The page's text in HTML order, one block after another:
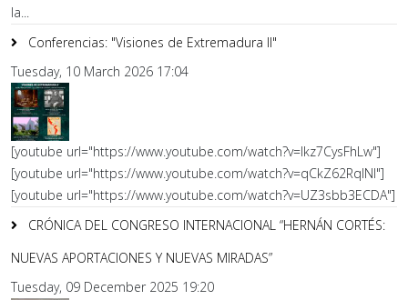
la...
Conferencias: "Visiones de Extremadura II"
Tuesday, 10 March 2026 17:04
[youtube url="https://www.youtube.com/watch?v=lkz7CysFhLw"]
[youtube url="https://www.youtube.com/watch?v=qCkZ62RqlNI"]
[youtube url="https://www.youtube.com/watch?v=UZ3sbb3ECDA"]
CRÓNICA DEL CONGRESO INTERNACIONAL “HERNÁN CORTÉS:
NUEVAS APORTACIONES Y NUEVAS MIRADAS”
Tuesday, 09 December 2025 19:20